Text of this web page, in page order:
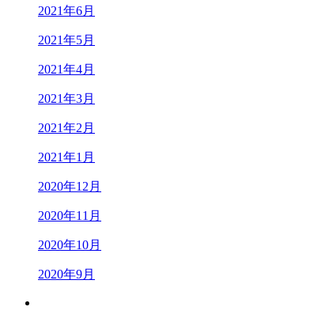
2021年6月
2021年5月
2021年4月
2021年3月
2021年2月
2021年1月
2020年12月
2020年11月
2020年10月
2020年9月